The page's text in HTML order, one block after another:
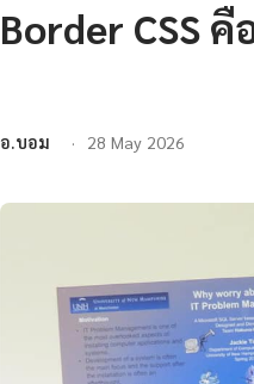
Border CSS
อ.บอม 28 May 2026